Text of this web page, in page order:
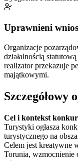
Uprawnieni
Organizacje
działalnością
realizator przekazuje
majątkowymi.
Szczegółowy
Cel i kontekst
Turystyki ogłasza
turystycznego na
Celem jest kreatywne
Torunia, wzmocnienie